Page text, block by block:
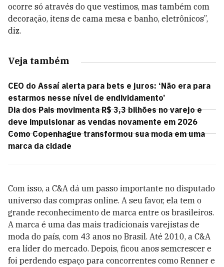
ocorre só através do que vestimos, mas também com
decoração, itens de cama mesa e banho, eletrônicos”,
diz.
Veja também
CEO do Assaí alerta para bets e juros: ‘Não era para
estarmos nesse nível de endividamento’
Dia dos Pais movimenta R$ 3,3 bilhões no varejo e
deve impulsionar as vendas novamente em 2026
Como Copenhague transformou sua moda em uma
marca da cidade
Com isso, a C&A dá um passo importante no disputado
universo das compras online. A seu favor, ela tem o
grande reconhecimento de marca entre os brasileiros.
A marca é uma das mais tradicionais varejistas de
moda do país, com 43 anos no Brasil. Até 2010, a C&A
era líder do mercado. Depois, ficou anos semcrescer e
foi perdendo espaço para concorrentes como Renner e